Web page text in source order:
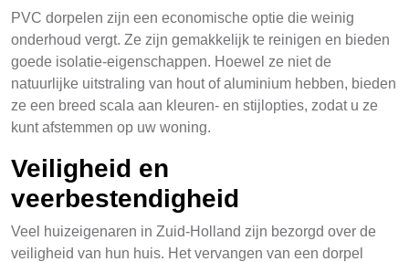
PVC dorpelen zijn een economische optie die weinig
onderhoud vergt. Ze zijn gemakkelijk te reinigen en bieden
goede isolatie-eigenschappen. Hoewel ze niet de
natuurlijke uitstraling van hout of aluminium hebben, bieden
ze een breed scala aan kleuren- en stijlopties, zodat u ze
kunt afstemmen op uw woning.
Veiligheid en
veerbestendigheid
Veel huizeigenaren in Zuid-Holland zijn bezorgd over de
veiligheid van hun huis. Het vervangen van een dorpel